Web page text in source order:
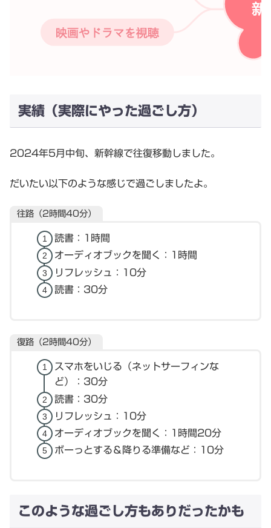
実績（実際にやった過ごし方）
2024年5月中旬、新幹線で往復移動しました。
だいたい以下のような感じで過ごしましたよ。
往路（2時間40分）
読書：1時間
オーディオブックを聞く：1時間
リフレッシュ：10分
読書：30分
復路（2時間40分）
スマホをいじる（ネットサーフィンな
ど）：30分
読書：30分
リフレッシュ：10分
オーディオブックを聞く：1時間20分
ボーっとする＆降りる準備など：10分
このような過ごし方もありだったかも